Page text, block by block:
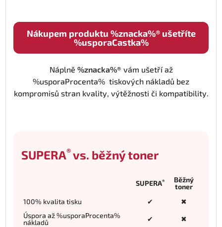
Nákupem produktu %znacka%® ušetříte
%usporaCastka%
Náplně %znacka%® vám ušetří až
%usporaProcenta% tiskových nákladů bez
kompromisů stran kvality, výtěžnosti či kompatibility.
SUPERA®vs. běžný toner
SUPERA®
Běžný
toner
100% kvalita tisku
✔
✖
Úspora až %usporaProcenta%
nákladů
✔ ✖